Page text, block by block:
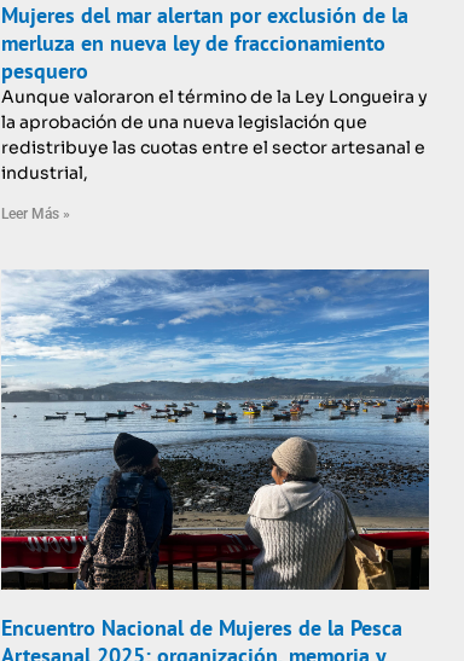
Mujeres del mar alertan por exclusión de la
merluza en nueva ley de fraccionamiento
pesquero
Aunque valoraron el término de la Ley Longueira y
la aprobación de una nueva legislación que
redistribuye las cuotas entre el sector artesanal e
industrial,
Leer Más »
Encuentro Nacional de Mujeres de la Pesca